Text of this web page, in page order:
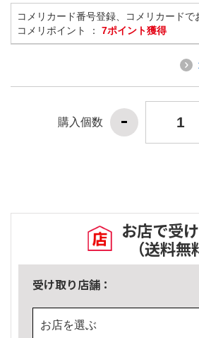
コメリカード番号登録、コメリカードで
コメリポイント ： 7ポイント獲得
購入個数
お店で受
（送料無
受け取り店舗：
お店を選ぶ